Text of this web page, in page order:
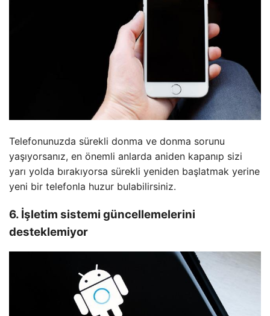
Telefonunuzda sürekli donma ve donma sorunu
yaşıyorsanız, en önemli anlarda aniden kapanıp sizi
yarı yolda bırakıyorsa sürekli yeniden başlatmak yerine
yeni bir telefonla huzur bulabilirsiniz.
6. İşletim sistemi güncellemelerini
desteklemiyor